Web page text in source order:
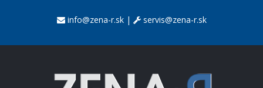
info@zena-r.sk| servis@zena-r.sk